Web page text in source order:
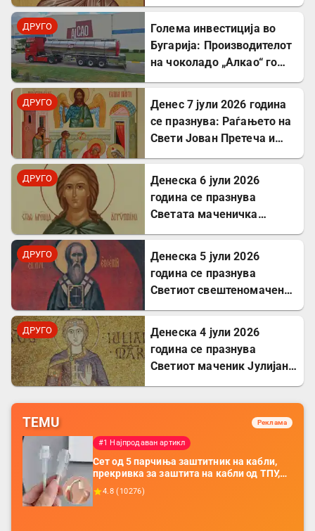
ДРУГО
Голема инвестиција во
Бугарија: Производителот
на чоколадо „Алкао“ го
ДРУГО
Денес 7 јули 2026 година
се празнува: Раѓањето на
Свети Јован Претеча и
ДРУГО
Денеска 6 јули 2026
година се празнува
Светата маченичка
ДРУГО
Денеска 5 јули 2026
година се празнува
Светиот свештеномаченик
ДРУГО
Денеска 4 јули 2026
година се празнува
Светиот маченик Јулијан
TEMU Реклама
#1 Најпродаван артикл
Сет од 5 парчиња заштитник на кабли,
прекривка за заштита на кабли од ТПУ,
додатоци за заштита на кабли, без
батерија, за мобилни телефони, комплет
4.8 ( 10276)